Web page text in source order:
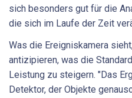
sich besonders gut für die
die sich im Laufe der Zeit
Was die Ereigniskamera
antizipieren, was die
Leistung zu steigern. "Das
Detektor, der Objekte